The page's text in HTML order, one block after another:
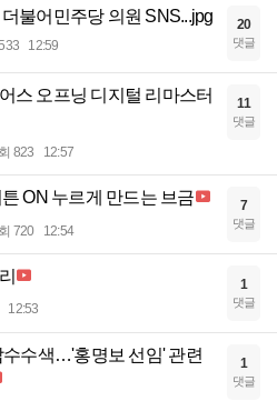
불어민주당 의원 SNS...jpg
12:59
20
댓글
스 오프닝 디지털 리마스터
823 12:57
11
댓글
ON 누르게 만드는 브금
720 12:54
7
댓글
12:53
1
댓글
수수색…'홍명보 선임' 관련
1
댓글